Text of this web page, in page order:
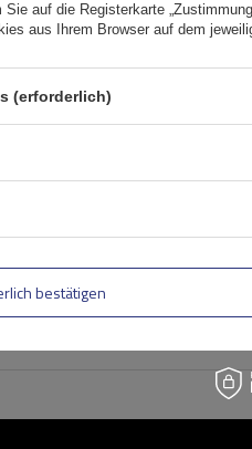
auf die Registerkarte
aus Ihrem Browser auf dem
(erforderlich)
bestätigen